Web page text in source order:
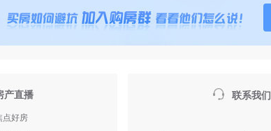
产直播
点好房
 联系我们